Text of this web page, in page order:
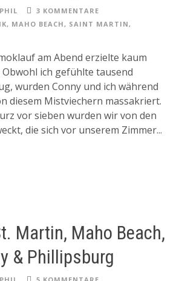
PHIL
3 KOMMENTARE
, MAHO BEACH, SAINT MARTIN,
am Abend erzielte kaum
ich gefühlte tausend
wurden Conny und ich während
diesem Mistviechern massakriert.
vor sieben wurden wir von den
die sich vor unserem Zimmer...
Martin, Maho Beach,
& Phillipsburg